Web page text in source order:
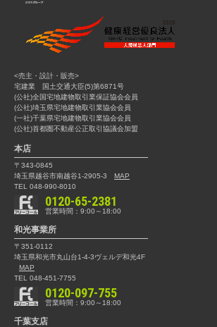
<売主・設計・販売>
宅建業 国土交通大臣(5)第6871号
(公社)全国宅地建物取引業保証協会会員
(公社)埼玉県宅地建物取引業協会会員
(一社)千葉県宅地建物取引業協会会員
(公社)首都圏不動産公正取引協議会加盟
本店
〒343-0845
埼玉県越谷市南越谷1-2905-3
MAP
TEL 048-990-8010
0120-65-2381
営業時間：9:00～18:00
和光事業所
〒351-0112
埼玉県和光市丸山台1-4-3ヴェルデ和光4F
MAP
TEL 048-451-7755
0120-097-755
営業時間：9:00～18:00
千葉支店